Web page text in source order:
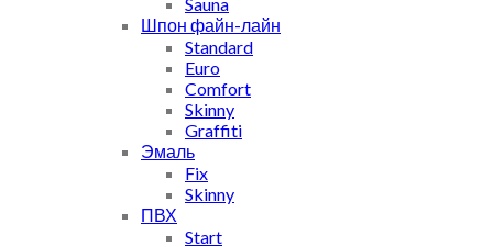
Шпон файн-лайн
Standard
Euro
Comfort
Skinny
Graffiti
Эмаль
Fix
Skinny
ПВХ
Start